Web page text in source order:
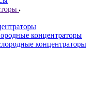
концентраторы
концентраторы